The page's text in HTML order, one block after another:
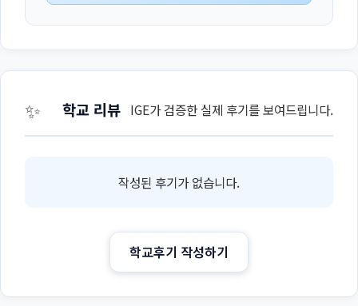
✨ 학교 리뷰 IGE가 검증한 실제 후기를 보여드립니다.
작성된 후기가 없습니다.
학교후기 작성하기